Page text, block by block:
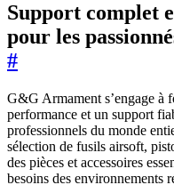
Support complet
pour les
#
G&G Armament s’engage à
performance et un support
professionnels du monde
sélection de fusils airsoft,
des pièces et accessoires
besoins des environnements